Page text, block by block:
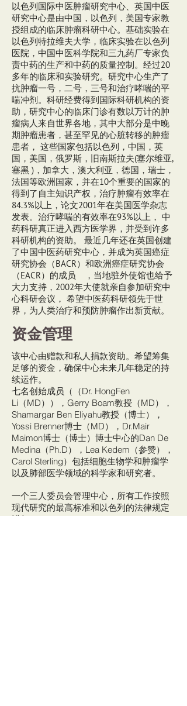
以色列国际中医肿瘤研究中心、英国中医
研究中心是由中国，以色列，美国专家教
授组成的临床肿瘤科研中心。基础实验在
以色列特拉维夫大学，临床实验在以色列
医院，中国中医科学院和三九药厂专家负
责中药的生产和中药的质量控制。经过20
多年的临床和实验研究。研究中心生产了
抗肿瘤一号，二号，三号和治疗哮喘的平
喘冲剂。科研经费得到国际科研机构的资
助，研究中心的临床门诊有数以万计的肿
瘤病人来自世界各地，其中大部分是中晚
期肿瘤患者，甚至罕见的心脏转移的肿瘤
患者， 这些国家包括以色列，中国，英
国，美国，俄罗斯，旧南斯拉夫(塞尔维亚,
塞黑 )，加拿大，澳大利亚，德国，瑞士，
法国等欧洲国家，并在10个重要的国家的
得到了自主知识产权，治疗肿瘤有效率在
84.3%以上，论文2001年在美国医学杂志
发表。治疗哮喘的有效率在93%以上， 中
药科研真正进入西方医学界，并受到许多
科研机构的资助。 最近几年还在英国创建
了中国中医药研究中心，并成为英国癌症
研究协会（BACR）和欧洲癌症研究协会
（EACR）的成员 ，当地驻外使馆也给予
大力支持，2002年大使就亲自参加研究中
心科研会议， 希望中医药科研领先于世
界，为人类治疗和预防肿瘤作出新贡献。
资金管理
该中心由赠款和私人捐款资助。希望筹集
足够的资金，确保中心未来几年稳定的持
续运作。
七名创始成员（（Dr. HongFen
Li（MD）），Gerry Boam教授（MD），
Shamargar Ben Eliyahu教授（博士），
Yossi Brenner博士（MD），Dr.Mair
Maimon博士（博士）博士中心的Dan De
Medina（Ph.D），Lea Kedem（参赞），
Carol Sterling）包括细胞生物学和肿瘤学
以及肺部医学领域的科学家和研究者。
一个三人委员会管理中心，所有工作按照
现代研究的最高标准和以色列的法律规定
进行。